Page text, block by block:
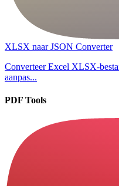
XLSX naar JSON Converter
Converteer Excel XLSX-
aanpas...
PDF Tools